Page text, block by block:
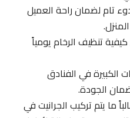
لضمان راحة العميل
تنظيف الرخام يومياً
في الفنادق
الجودة.
يتم تركيب الجرانيت في